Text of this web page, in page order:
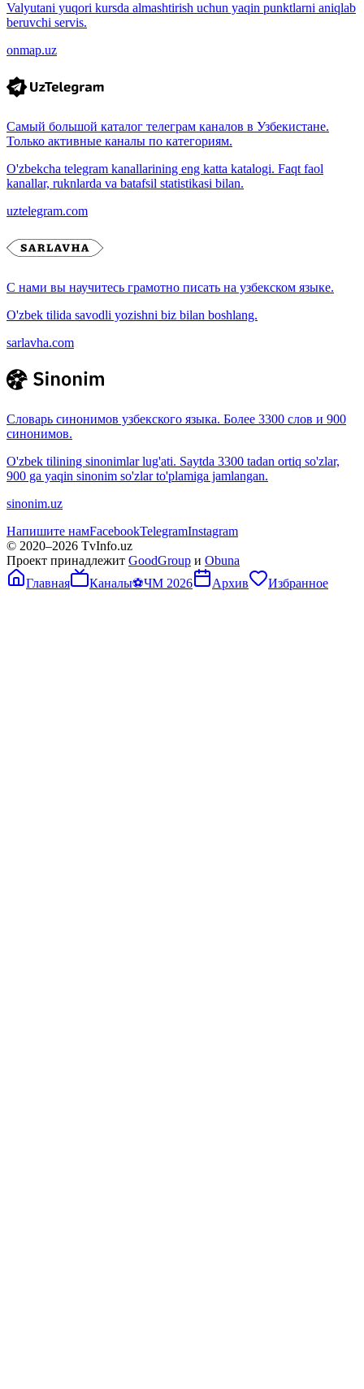
Valyutani yuqori kursda almashtirish uchun yaqin punktlarni aniqlab
beruvchi servis.
onmap.uz
Самый большой каталог телеграм каналов в Узбекистане.
Только активные каналы по категориям.
O'zbekcha telegram kanallarining eng katta katalogi. Faqt faol
kanallar, ruknlarda va batafsil statistikasi bilan.
uztelegram.com
С нами вы научитесь грамотно писать на узбекском языке.
O'zbek tilida savodli yozishni biz bilan boshlang.
sarlavha.com
Словарь синонимов узбекского языка. Более 3300 слов и 900
синонимов.
O'zbek tilining sinonimlar lug'ati. Saytda 3300 tadan ortiq so'zlar,
900 ga yaqin sinonim so'zlar to'plamiga jamlangan.
sinonim.uz
Напишите намFacebookTelegramInstagram
© 2020–2026 TvInfo.uz
Проект принадлежит GoodGroup и Obuna
Главная
Каналы⚽ЧМ 2026 Архив Избранное